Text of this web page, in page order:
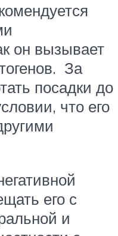
он вызывает
За
посадки до
что его
его с
и